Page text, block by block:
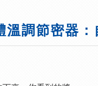
溫調節密器